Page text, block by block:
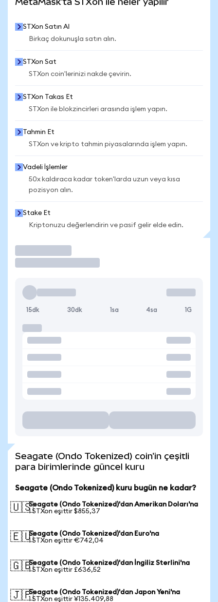
STXon Satın Al
Birkaç dokunuşla satın alın.
STXon Sat
STXon coin'lerinizi nakde çevirin.
STXon Takas Et
STXon ile blokzincirleri arasında işlem yapın.
Tahmin Et
STXon ve kripto tahmin piyasalarında işlem yapın.
Vadeli İşlemler
50x kaldıraca kadar token'larda uzun veya kısa
pozisyon alın.
Stake Et
Kriptonuzu değerlendirin ve pasif gelir elde edin.
15dk 30dk 1sa 4sa 1G
Seagate (Ondo Tokenized) coin'in çeşitli
para birimlerinde güncel kuru
Seagate (Ondo Tokenized) kuru bugün ne kadar?
🇺🇸Seagate (Ondo Tokenized)'dan Amerikan Doları'na
1 STXon eşittir $855,37
🇪🇺Seagate (Ondo Tokenized)'dan Euro'na
1 STXon eşittir €742,04
🇬🇧Seagate (Ondo Tokenized)'dan İngiliz Sterlini'na
1 STXon eşittir £636,52
🇯🇵Seagate (Ondo Tokenized)'dan Japon Yeni'na
1 STXon eşittir ¥135.409,88